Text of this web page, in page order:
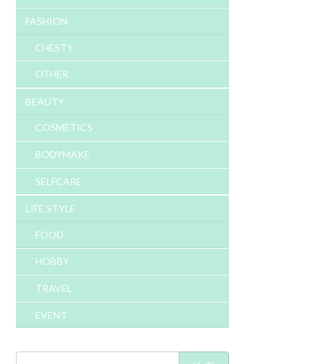
FASHION
CHESTY
OTHER
BEAUTY
COSMETICS
BODYMAKE
SELFCARE
LIFE STYLE
FOOD
HOBBY
TRAVEL
EVENT
検